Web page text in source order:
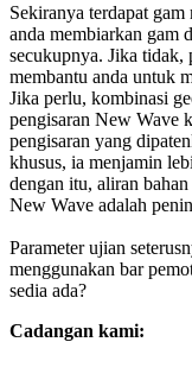
Sekiranya terdapat
anda membiarkan gam
secukupnya. Jika tidak,
membantu anda untuk
Jika perlu, kombinasi
pengisaran New Wave
pengisaran yang
khusus, ia menjamin
dengan itu, aliran
New Wave adalah
Parameter ujian
menggunakan bar
sedia ada?
Cadangan kami: